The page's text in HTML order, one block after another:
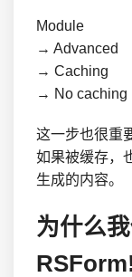
Module
→ Advanced
→ Caching
→ No caching
这一步也很重
如果被缓存，
生成的内容。
为什么